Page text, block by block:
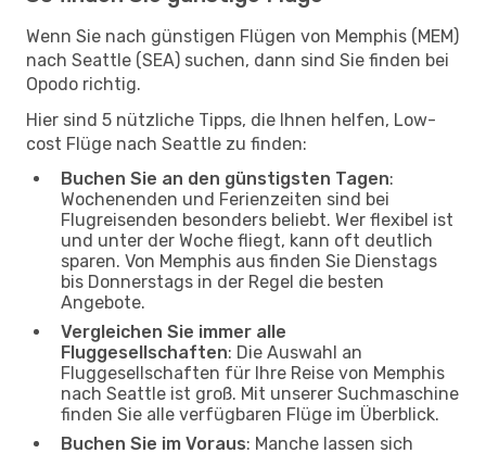
Wenn Sie nach günstigen Flügen von Memphis (MEM)
nach Seattle (SEA) suchen, dann sind Sie finden bei
Opodo richtig.
Hier sind 5 nützliche Tipps, die Ihnen helfen, Low-
cost Flüge nach Seattle zu finden:
Buchen Sie an den günstigsten Tagen:
Wochenenden und Ferienzeiten sind bei
Flugreisenden besonders beliebt. Wer flexibel ist
und unter der Woche fliegt, kann oft deutlich
sparen. Von Memphis aus finden Sie Dienstags
bis Donnerstags in der Regel die besten
Angebote.
Vergleichen Sie immer alle
Fluggesellschaften: Die Auswahl an
Fluggesellschaften für Ihre Reise von Memphis
nach Seattle ist groß. Mit unserer Suchmaschine
finden Sie alle verfügbaren Flüge im Überblick.
Buchen Sie im Voraus: Manche lassen sich